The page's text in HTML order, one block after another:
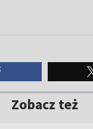
Zobacz też